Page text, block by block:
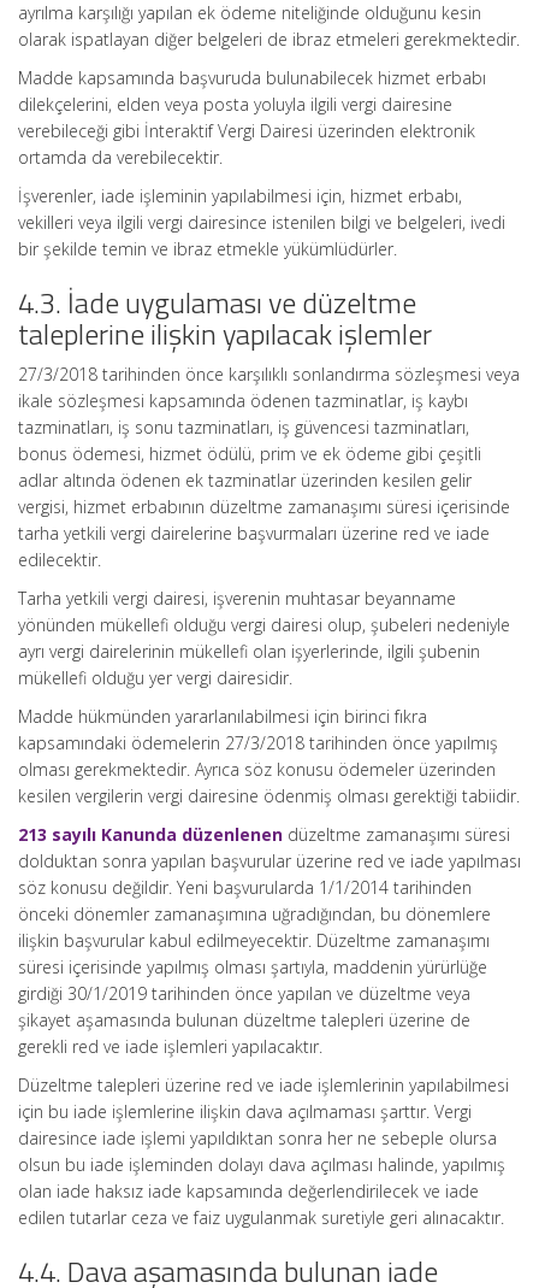
ayrılma karşılığı yapılan ek ödeme niteliğinde olduğunu kesin
olarak ispatlayan diğer belgeleri de ibraz etmeleri gerekmektedir.
Madde kapsamında başvuruda bulunabilecek hizmet erbabı
dilekçelerini, elden veya posta yoluyla ilgili vergi dairesine
verebileceği gibi İnteraktif Vergi Dairesi üzerinden elektronik
ortamda da verebilecektir.
İşverenler, iade işleminin yapılabilmesi için, hizmet erbabı,
vekilleri veya ilgili vergi dairesince istenilen bilgi ve belgeleri, ivedi
bir şekilde temin ve ibraz etmekle yükümlüdürler.
4.3. İade uygulaması ve düzeltme
taleplerine ilişkin yapılacak işlemler
27/3/2018 tarihinden önce karşılıklı sonlandırma sözleşmesi veya
ikale sözleşmesi kapsamında ödenen tazminatlar, iş kaybı
tazminatları, iş sonu tazminatları, iş güvencesi tazminatları,
bonus ödemesi, hizmet ödülü, prim ve ek ödeme gibi çeşitli
adlar altında ödenen ek tazminatlar üzerinden kesilen gelir
vergisi, hizmet erbabının düzeltme zamanaşımı süresi içerisinde
tarha yetkili vergi dairelerine başvurmaları üzerine red ve iade
edilecektir.
Tarha yetkili vergi dairesi, işverenin muhtasar beyanname
yönünden mükellefi olduğu vergi dairesi olup, şubeleri nedeniyle
ayrı vergi dairelerinin mükellefi olan işyerlerinde, ilgili şubenin
mükellefi olduğu yer vergi dairesidir.
Madde hükmünden yararlanılabilmesi için birinci fıkra
kapsamındaki ödemelerin 27/3/2018 tarihinden önce yapılmış
olması gerekmektedir. Ayrıca söz konusu ödemeler üzerinden
kesilen vergilerin vergi dairesine ödenmiş olması gerektiği tabiidir.
213 sayılı Kanunda düzenlenen düzeltme zamanaşımı süresi
dolduktan sonra yapılan başvurular üzerine red ve iade yapılması
söz konusu değildir. Yeni başvurularda 1/1/2014 tarihinden
önceki dönemler zamanaşımına uğradığından, bu dönemlere
ilişkin başvurular kabul edilmeyecektir. Düzeltme zamanaşımı
süresi içerisinde yapılmış olması şartıyla, maddenin yürürlüğe
girdiği 30/1/2019 tarihinden önce yapılan ve düzeltme veya
şikayet aşamasında bulunan düzeltme talepleri üzerine de
gerekli red ve iade işlemleri yapılacaktır.
Düzeltme talepleri üzerine red ve iade işlemlerinin yapılabilmesi
için bu iade işlemlerine ilişkin dava açılmaması şarttır. Vergi
dairesince iade işlemi yapıldıktan sonra her ne sebeple olursa
olsun bu iade işleminden dolayı dava açılması halinde, yapılmış
olan iade haksız iade kapsamında değerlendirilecek ve iade
edilen tutarlar ceza ve faiz uygulanmak suretiyle geri alınacaktır.
4.4. Dava aşamasında bulunan iade